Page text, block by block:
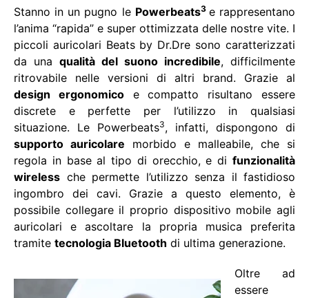
Stanno in un pugno le Powerbeats3 e rappresentano
l’anima “rapida” e super ottimizzata delle nostre vite. I
piccoli auricolari Beats by Dr.Dre sono caratterizzati
da una qualità del suono incredibile, difficilmente
ritrovabile nelle versioni di altri brand. Grazie al
design ergonomicoe compatto risultano essere
discrete e perfette per l’utilizzo in qualsiasi
situazione. Le Powerbeats3, infatti, dispongono di
supporto auricolare morbido e malleabile, che si
regola in base al tipo di orecchio, e di funzionalità
wireless che permette l’utilizzo senza il fastidioso
ingombro dei cavi. Grazie a questo elemento, è
possibile collegare il proprio dispositivo mobile agli
auricolari e ascoltare la propria musica preferita
tramite tecnologia Bluetooth di ultima generazione.
Oltre ad
essere